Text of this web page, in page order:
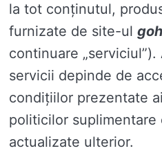
la tot conținutul,
furnizate de site-ul
continuare
servicii depinde de
condițiilor prezentate
politicilor suplimentare
actualizate ulterior.